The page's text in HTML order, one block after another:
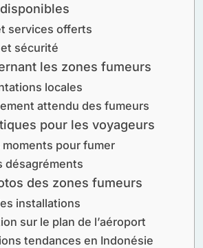
services offerts
sécurité
les zones fumeurs
locales
attendu des fumeurs
pour les voyageurs
pour fumer
désagréments
des zones fumeurs
installations
sur le plan de l’aéroport
tendances en Indonésie